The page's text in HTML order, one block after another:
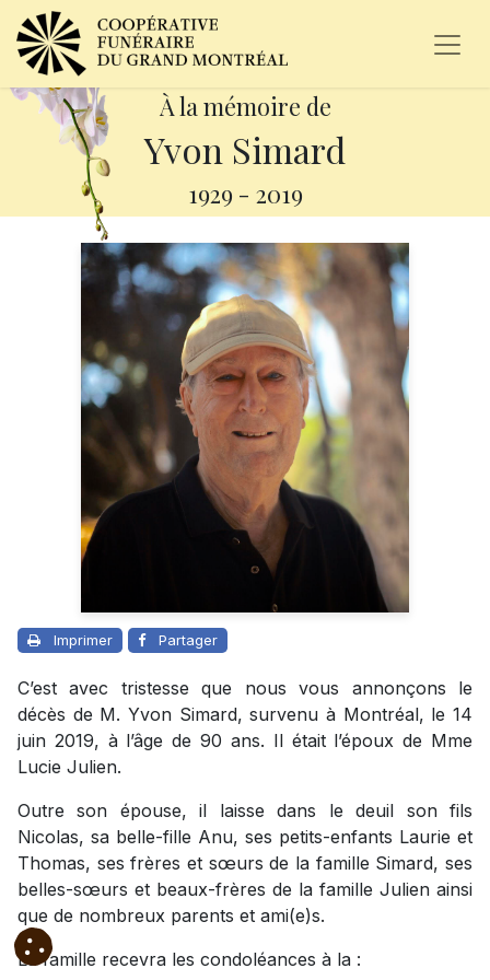
À la mémoire de
Yvon Simard
1929 - 2019
Imprimer Partager
C’est avec tristesse que nous vous annonçons le
décès de M. Yvon Simard, survenu à Montréal, le 14
juin 2019, à l’âge de 90 ans. Il était l’époux de Mme
Lucie Julien.
Outre son épouse, il laisse dans le deuil son fils
Nicolas, sa belle-fille Anu, ses petits-enfants Laurie et
Thomas, ses frères et sœurs de la famille Simard, ses
belles-sœurs et beaux-frères de la famille Julien ainsi
que de nombreux parents et ami(e)s.
La famille recevra les condoléances à la :